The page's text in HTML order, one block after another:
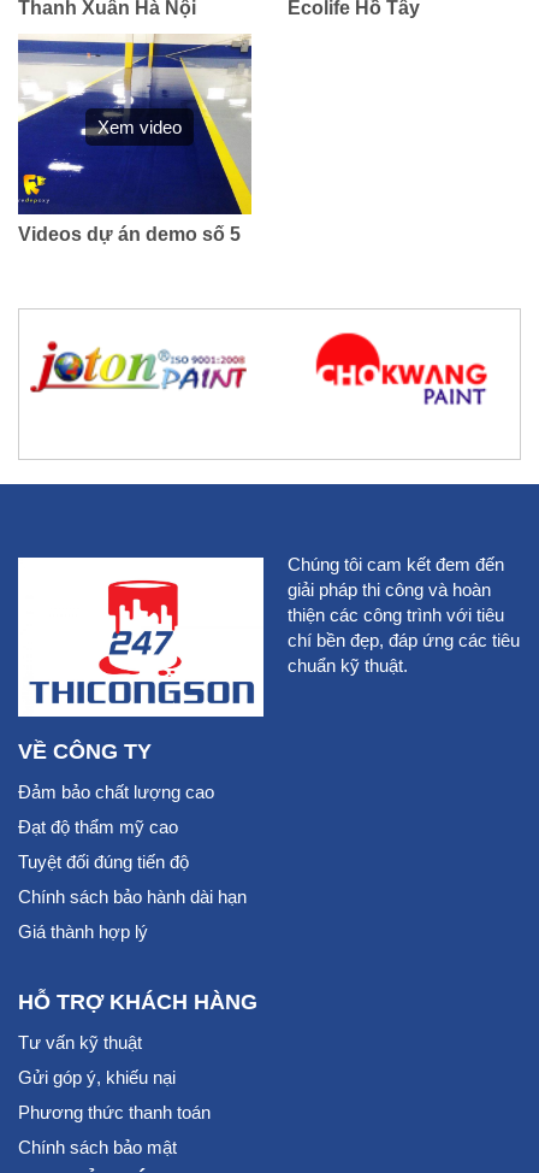
Thanh Xuân Hà Nội
Ecolife Hồ Tây
Xem video
Videos dự án demo số 5
Chúng tôi cam kết đem đến
giải pháp thi công và hoàn
thiện các công trình với tiêu
chí bền đẹp, đáp ứng các tiêu
chuẩn kỹ thuật.
VỀ CÔNG TY
Đảm bảo chất lượng cao
Đạt độ thẩm mỹ cao
Tuyệt đối đúng tiến độ
Chính sách bảo hành dài hạn
Giá thành hợp lý
HỖ TRỢ KHÁCH HÀNG
Tư vấn kỹ thuật
Gửi góp ý, khiếu nại
Phương thức thanh toán
Chính sách bảo mật